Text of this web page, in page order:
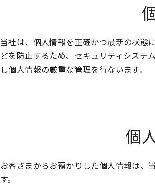
当社は、個人情報を正確かつ最新の状態
どを防止するため、セキュリティシステ
し個人情報の厳重な管理を行ないます。
個
お客さまからお預かりした個人情報は、
す。